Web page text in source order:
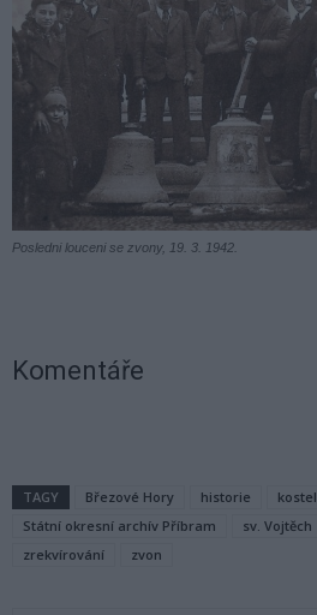
Posledni louceni se zvony, 19. 3. 1942.
Komentáře
TAGY Březové Hory historie
kostel
Státní okresní archív Příbram
sv. Vojtěch
zrekvírování
zvon